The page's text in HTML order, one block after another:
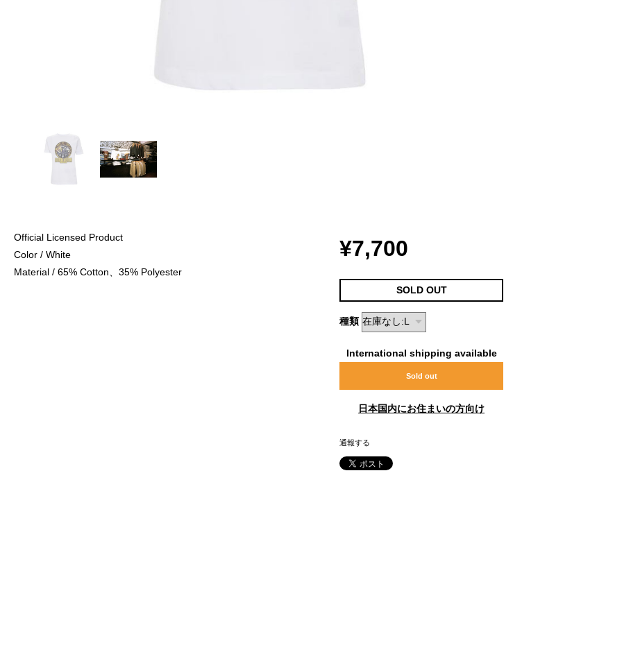
Official Licensed Product
Color / White
Material / 65% Cotton、35% Polyester
¥7,700
SOLD OUT
種類
International shipping available
Sold out
日本国内にお住まいの方向け
通報する